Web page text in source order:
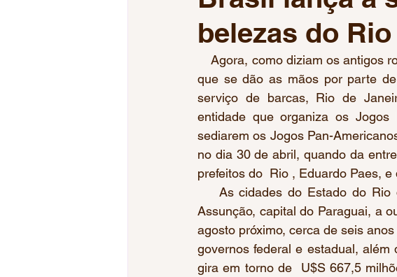
Jogos da Juventude Jogos Olímpicos Paris
Tiro Esportivo Esgrima Pré-olímpico
Voleibol Feminino Mundial de Ginástica
belezas do
Agora, como diziam os antigos
que se dão as mãos por parte
serviço de barcas, Rio de
entidade que organiza os Jogos
sediarem os Jogos Pan-
no dia 30 de abril, quando da
prefeitos do  Rio , Eduardo Paes,
As cidades do Estado do Rio
Assunção, capital do Paraguai, a
agosto próximo, cerca de seis
governos federal e estadual,
gira em torno de  U$S 667,5